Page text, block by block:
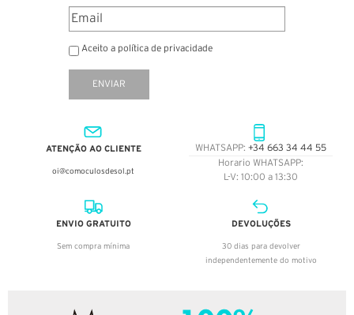
Aceito a política de privacidade
ENVIAR
ATENÇÃO AO CLIENTE
oi@comoculosdesol.pt
WHATSAPP: +34 663 34 44 55
Horario WHATSAPP:
L-V: 10:00 a 13:30
ENVIO GRATUITO
Sem compra mínima
DEVOLUÇÕES
30 dias para devolver
independentemente do motivo